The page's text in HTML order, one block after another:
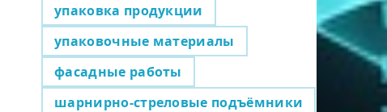
упаковка продукции
упаковочные материалы
фасадные работы
шарнирно-стреловые подъёмники